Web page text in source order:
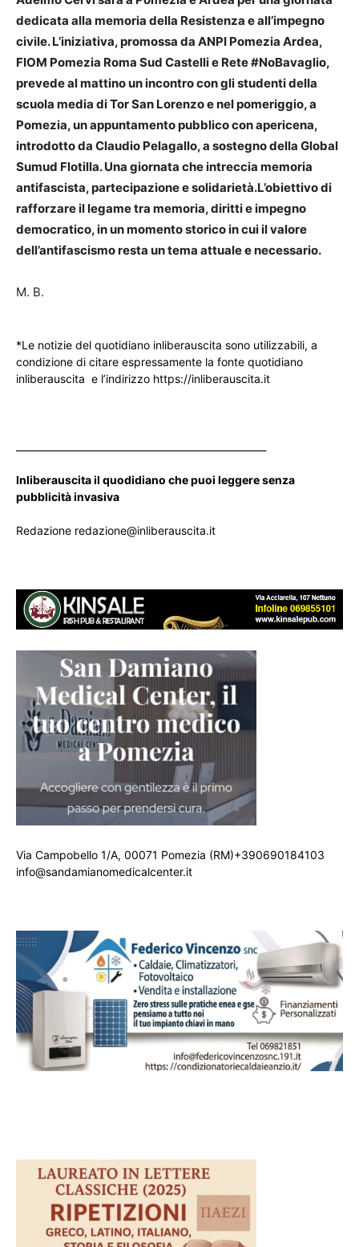
dedicata alla memoria della Resistenza e all’impegno
civile. L’iniziativa, promossa da ANPI Pomezia Ardea,
FIOM Pomezia Roma Sud Castelli e Rete #NoBavaglio,
prevede al mattino un incontro con gli studenti della
scuola media di Tor San Lorenzo e nel pomeriggio, a
Pomezia, un appuntamento pubblico con apericena,
introdotto da Claudio Pelagallo, a sostegno della Global
Sumud Flotilla. Una giornata che intreccia memoria
antifascista, partecipazione e solidarietà.L’obiettivo di
rafforzare il legame tra memoria, diritti e impegno
democratico, in un momento storico in cui il valore
dell’antifascismo resta un tema attuale e necessario.
M. B.
*Le notizie del quotidiano inliberauscita sono utilizzabili, a
condizione di citare espressamente la fonte quotidiano
inliberauscita e l’indirizzo https://inliberauscita.it
Inliberauscita il quodidiano che puoi leggere senza
pubblicità invasiva
Redazione redazione@inliberauscita.it
Via Campobello 1/A, 00071 Pomezia (RM)+390690184103
info@sandamianomedicalcenter.it